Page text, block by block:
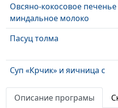
Овсяно-кокосовое печенье
миндальное молоко
Пасуц толма
Суп «Крчик» и яичница с
Тыквенный тарт
Описание програмы